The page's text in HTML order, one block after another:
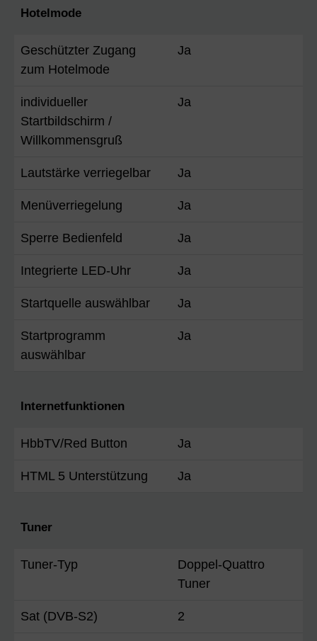
Hotelmode
Geschützter Zugang
zum Hotelmode
Ja
individueller
Startbildschirm /
Willkommensgruß
Ja
Lautstärke verriegelbar Ja
Menüverriegelung Ja
Sperre Bedienfeld Ja
Integrierte LED-Uhr Ja
Startquelle auswählbar Ja
Startprogramm
auswählbar
Ja
Internetfunktionen
HbbTV/Red Button Ja
HTML 5 Unterstützung Ja
Tuner
Tuner-Typ
Doppel-Quattro
Tuner
Sat (DVB-S2) 2